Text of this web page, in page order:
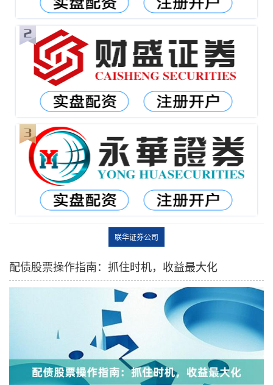
联华证券公司
配债股票操作指南：抓住时机，收益最大化